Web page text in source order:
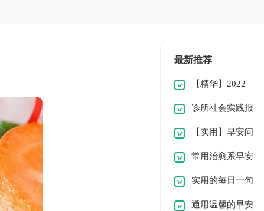
最新推荐
【精华】2022
年动人的早安问候语
语录汇总70条
诊所社会实践报
告(优秀)【实用】早安问
候语语录汇编57条
常用治愈系早安
问候语语录汇总50
句
实用的每日一句
早安问候语语录合集
通用温馨的早安